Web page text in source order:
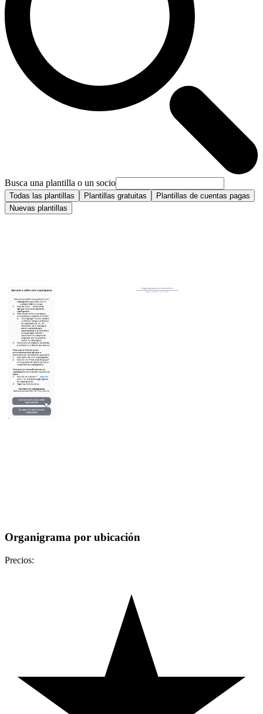
Busca una plantilla o un socio
Todas las plantillas Plantillas gratuitas
Plantillas de cuentas pagas
Nuevas plantillas
Organigrama por ubicación
Precios: